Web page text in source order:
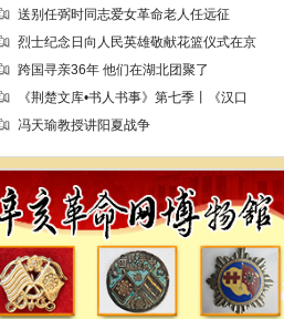
送别任弼时同志爱女革命老人任远征
烈士纪念日向人民英雄敬献花篮仪式在京
跨国寻亲36年 他们在湖北团聚了
《荆楚文库•书人书事》第七季丨《汉口
冯天瑜教授讲阳夏战争